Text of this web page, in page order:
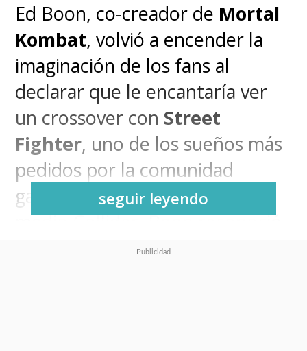
Ed Boon, co-creador de Mortal
Kombat, volvió a encender la
imaginación de los fans al
declarar que le encantaría ver
un crossover con Street
Fighter, uno de los sueños más
pedidos por la comunidad
gamer. En entrevista con el
medio Collider, Boon reconoció
sería “genial” incorporar
seguir leyendo